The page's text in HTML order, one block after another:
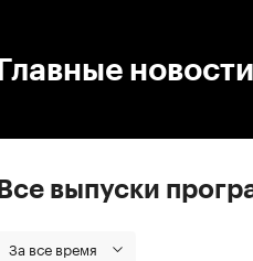
Главные
Все выпуски
За все время